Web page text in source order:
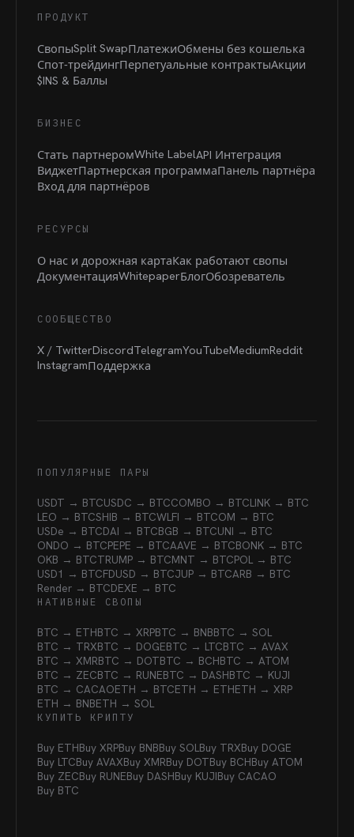
ПРОДУКТ
СвопыSplit SwapПлатежиОбмены без кошелька
Спот-трейдингПерпетуальные контрактыАкции
$INS & Баллы
БИЗНЕС
Стать партнеромWhite LabelAPI Интеграция
ВиджетПартнерская программаПанель партнёра
Вход для партнёров
РЕСУРСЫ
О нас и дорожная картаКак работают свопы
ДокументацияWhitepaperБлогОбозреватель
СООБЩЕСТВО
X / TwitterDiscordTelegramYouTubeMediumReddit
InstagramПоддержка
ПОПУЛЯРНЫЕ ПАРЫ
USDT → BTCUSDC → BTCCOMBO → BTCLINK → BTC
LEO → BTCSHIB → BTCWLFI → BTCOM → BTC
USDe → BTCDAI → BTCBGB → BTCUNI → BTC
ONDO → BTCPEPE → BTCAAVE → BTCBONK → BTC
OKB → BTCTRUMP → BTCMNT → BTCPOL → BTC
USD1 → BTCFDUSD → BTCJUP → BTCARB → BTC
Render → BTCDEXE → BTC
НАТИВНЫЕ СВОПЫ
BTC → ETHBTC → XRPBTC → BNBBTC → SOL
BTC → TRXBTC → DOGEBTC → LTCBTC → AVAX
BTC → XMRBTC → DOTBTC → BCHBTC → ATOM
BTC → ZECBTC → RUNEBTC → DASHBTC → KUJI
BTC → CACAOETH → BTCETH → ETHETH → XRP
ETH → BNBETH → SOL
КУПИТЬ КРИПТУ
Buy ETHBuy XRPBuy BNBBuy SOLBuy TRXBuy DOGE
Buy LTCBuy AVAXBuy XMRBuy DOTBuy BCHBuy ATOM
Buy ZECBuy RUNEBuy DASHBuy KUJIBuy CACAO
Buy BTC